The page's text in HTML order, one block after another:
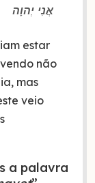
אֲנִי יְהוָה
estar
não
mas
veio
a palavra